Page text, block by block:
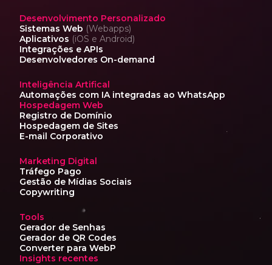
Desenvolvimento Personalizado
Sistemas Web (Webapps)
Aplicativos (iOS e Android)
Integrações e APIs
Desenvolvedores On-demand
Inteligência Artifical
Automações com IAintegradas ao WhatsApp
Hospedagem Web
Registro de Domínio
Hospedagem de Sites
E-mail Corporativo
Marketing Digital
Tráfego Pago
Gestão de Mídias Sociais
Copywriting
Tools
Gerador de Senhas
Gerador de QR Codes
Converter para WebP
Insights recentes